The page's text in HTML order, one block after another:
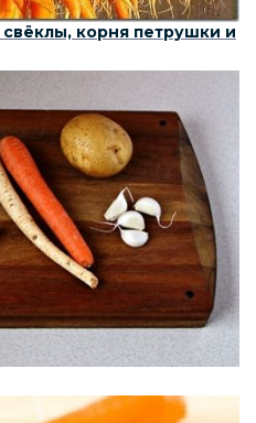
корня петрушки и